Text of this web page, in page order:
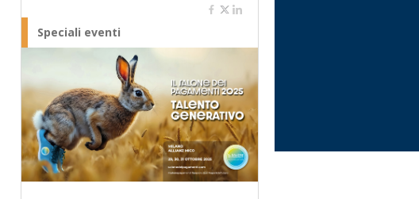
Speciali eventi